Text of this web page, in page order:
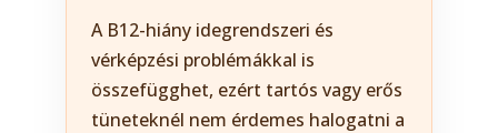
A B12-hiány idegrendszeri és
vérképzési problémákkal is
összefügghet, ezért tartós vagy erős
tüneteknél nem érdemes halogatni a